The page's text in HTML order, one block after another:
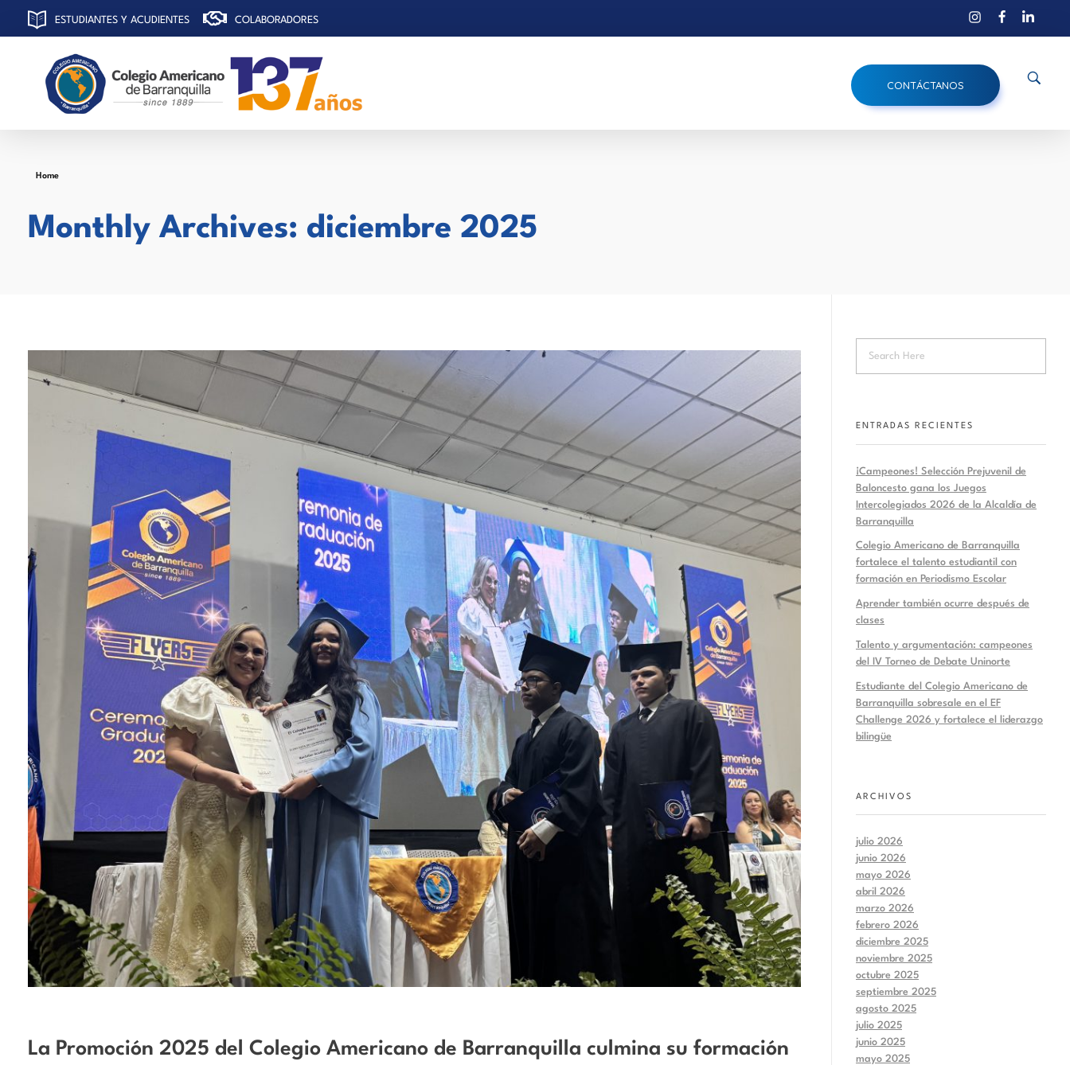
ESTUDIANTES Y ACUDIENTES COLABORADORES
C
olegio Americano de Barranquilla
CONTÁCTANOS
Home
Monthly Archives: diciembre 2025
La Promoción 2025 del Colegio Americano de Barranquilla culmina su formación
ENTRADAS RECIENTES
¡Campeones! Selección Prejuvenil de
Baloncesto gana los Juegos
Intercolegiados 2026 de la Alcaldía de
Barranquilla
Colegio Americano de Barranquilla
fortalece el talento estudiantil con
formación en Periodismo Escolar
Aprender también ocurre después de
clases
Talento y argumentación: campeones
del IV Torneo de Debate Uninorte
Estudiante del Colegio Americano de
Barranquilla sobresale en el EF
Challenge 2026 y fortalece el liderazgo
bilingüe
ARCHIVOS
julio 2026
junio 2026
mayo 2026
abril 2026
marzo 2026
febrero 2026
diciembre 2025
noviembre 2025
octubre 2025
septiembre 2025
agosto 2025
julio 2025
junio 2025
mayo 2025